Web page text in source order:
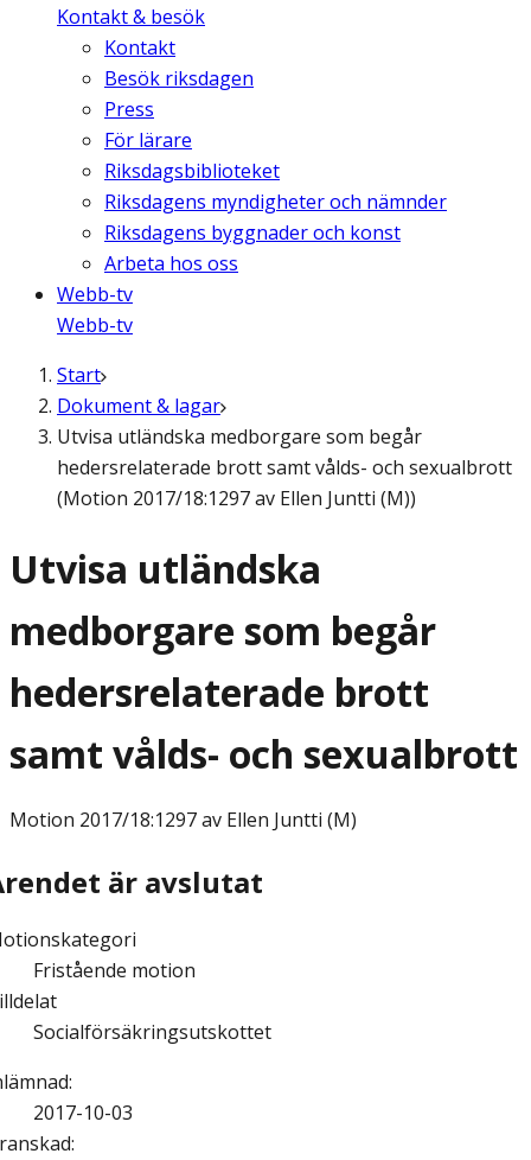
Kontakt & besök
Kontakt
Besök riksdagen
Press
För lärare
Riksdagsbiblioteket
Riksdagens myndigheter och nämnder
Riksdagens byggnader och konst
Arbeta hos oss
Webb-tv
Webb-tv
Start
Dokument & lagar
Utvisa utländska medborgare som begår
hedersrelaterade brott samt vålds- och sexualbrott
(Motion 2017/18:1297 av Ellen Juntti (M))
Utvisa utländska
medborgare som begår
hedersrelaterade brott
samt vålds- och sexualbrott
Motion 2017/18:1297 av Ellen Juntti (M)
är avslutat
Fristående motion
Socialförsäkringsutskottet
:
2017-10-03
: